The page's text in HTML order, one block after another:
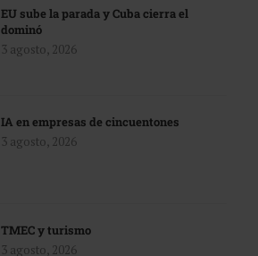
EU sube la parada y Cuba cierra el
dominó
3 agosto, 2026
IA en empresas de cincuentones
3 agosto, 2026
TMEC y turismo
3 agosto, 2026